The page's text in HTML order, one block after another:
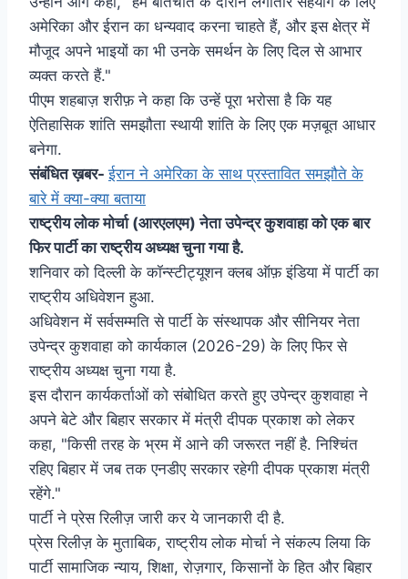
अमेरिका और ईरान का धन्यवाद करना चाहते हैं, और इस क्षेत्र में
मौजूद अपने भाइयों का भी उनके समर्थन के लिए दिल से आभार
व्यक्त करते हैं."
पीएम शहबाज़ शरीफ़ ने कहा कि उन्हें पूरा भरोसा है कि यह
ऐतिहासिक शांति समझौता स्थायी शांति के लिए एक मज़बूत आधार
बनेगा.
संबंधित ख़बर-ईरान ने अमेरिका के साथ प्रस्तावित समझौते के
बारे में क्या-क्या बताया
राष्ट्रीय लोक मोर्चा (आरएलएम) नेता उपेन्द्र कुशवाहा को एक बार
फिर पार्टी का राष्ट्रीय अध्यक्ष चुना गया है.
शनिवार को दिल्ली के कॉन्स्टीट्यूशन क्लब ऑफ़ इंडिया में पार्टी का
राष्ट्रीय अधिवेशन हुआ.
अधिवेशन में सर्वसम्मति से पार्टी के संस्थापक और सीनियर नेता
उपेन्द्र कुशवाहा को कार्यकाल (2026-29) के लिए फिर से
राष्ट्रीय अध्यक्ष चुना गया है.
इस दौरान कार्यकर्ताओं को संबोधित करते हुए उपेन्द्र कुशवाहा ने
अपने बेटे और बिहार सरकार में मंत्री दीपक प्रकाश को लेकर
कहा, "किसी तरह के भ्रम में आने की जरूरत नहीं है. निश्चिंत
रहिए बिहार में जब तक एनडीए सरकार रहेगी दीपक प्रकाश मंत्री
रहेंगे."
पार्टी ने प्रेस रिलीज़ जारी कर ये जानकारी दी है.
प्रेस रिलीज़ के मुताबिक, राष्ट्रीय लोक मोर्चा ने संकल्प लिया कि
पार्टी सामाजिक न्याय, शिक्षा, रोज़गार, किसानों के हित और बिहार